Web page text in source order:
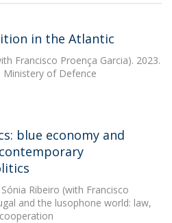
in the Atlantic
Francisco Proença Garcia). 2023.
of Defence
blue economy and
Sónia Ribeiro (with Francisco
and the lusophone world: law,